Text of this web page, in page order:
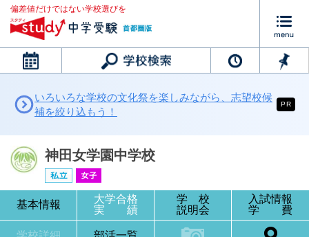
偏差値だけではない学校選びを
カレンダー
いろいろな学校の文化祭を楽しみながら、志望校候
補を絞り込もう！
PR
神田女学園中学校
基本情報
大学合格
実 績
学 校
説明会
入試情報
学 費